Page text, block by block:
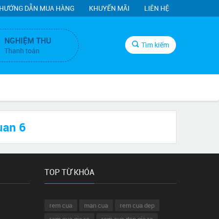
HƯỚNG DẪN MUA HÀNG KHUYẾN MÃI LIÊN HỆ
NGHIỆM THU
Thanh toán
Tìm kiếm
6
TOP TỪ KHÓA
rem cua man cua
rem cua dep